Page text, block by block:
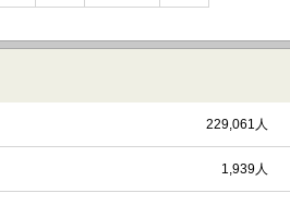
229,061人
1,939人